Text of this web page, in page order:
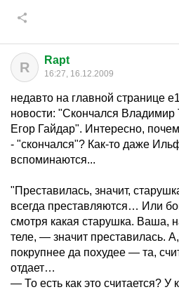
R Rapt
16:27, 16.12.2009
недавто на главной странице
новости: "Скончался Владимир
Егор Гайдар". Интересно,
- "скончался"? Как-то даже
вспоминаются...
"Преставилась, значит,
всегда преставляются… Или
смотря какая старушка. Ваша,
теле, — значит преставилась.
покрупнее да похудее — та,
отдает…
— То есть как это считается? У